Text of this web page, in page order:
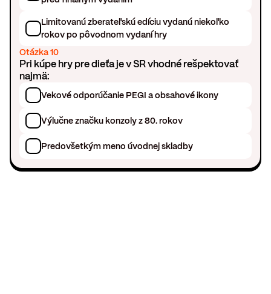
Limitovanú zberateľskú edíciu vydanú niekoľko
rokov po pôvodnom vydaní hry
Otázka 10
Pri kúpe hry pre dieťa je v SR vhodné rešpektovať
najmä:
Vekové odporúčanie PEGI a obsahové ikony
Výlučne značku konzoly z 80. rokov
Predovšetkým meno úvodnej skladby